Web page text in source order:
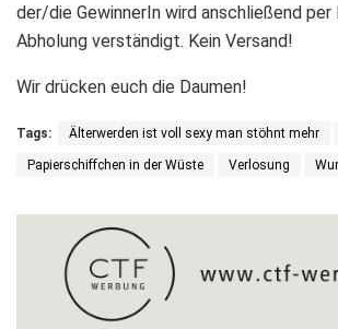
der/die GewinnerIn wird anschließend per
Abholung verständigt. Kein Versand!
Wir drücken euch die Daumen!
Tags: Älterwerden ist voll sexy man stöhnt mehr
Papierschiffchen in der Wüste Verlosung